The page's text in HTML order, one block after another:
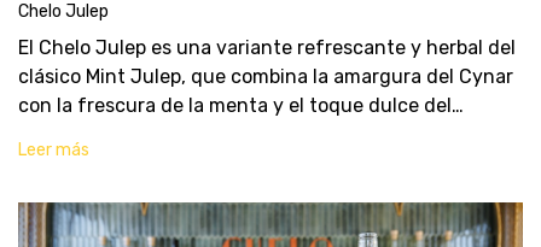
Chelo Julep
El Chelo Julep es una variante refrescante y herbal del
clásico Mint Julep, que combina la amargura del Cynar
con la frescura de la menta y el toque dulce del
sofisticado y lleno de sabor, perfec
Leer más